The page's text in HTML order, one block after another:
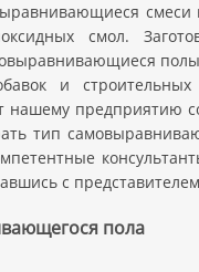
смол.
и строительных
нашему предприятию
тип
с
пола